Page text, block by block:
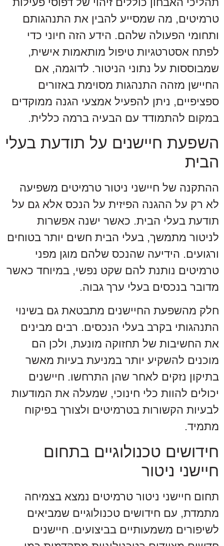
טרמיטים, מה שמסייע להבין את התנהגותם
ותחומי הפעולה שלהם. הידע הזה חיוני כדי
לפתח אסטרטגיות טיפול מותאמות אישית,
שמבוססות על נתוני הניטור. לדוגמה, אם
החיישן מזהה התנהגות מסוימת באזורים
ספציפיים, ניתן להפעיל אמצעי הגנה ממוקדים
במקום להתמודד עם הבעיה ברמה כללית.
השפעת חיישנים על תודעת בעלי
הבית
ההתקנה של חיישני ניטור טרמיטים משפיעה
לא רק על ההגנה הפיזית על הנכס אלא גם על
תודעת בעלי הבית. כאשר ישנה אפשרות
לניטור מתמשך, בעלי הבית חשים יותר בטוחים
ורגועים. הידיעה שהנכס שלהם מוגן מפני
טרמיטים נותנת להם שקט נפשי, במיוחד כאשר
מדובר בנכסים בעלי ערך גבוה.
חלק מהשפעת החיישנים מתבטאת גם בשינוי
התנהגותי בקרב בעלי הנכסים. רבים מבינים
את החשיבות של תחזוקה מונעת, ולכן הם
מוכנים להשקיע יותר במניעת בעיות מאשר
בתיקון נזקים לאחר שהן התרחשו. חיישנים
יכולים להוות כלי חינוכי, שמעלה את המודעות
לבעיות הקשורות בטרמיטים ולצורך בפיקוח
מתמיד.
חידושים טכנולוגיים בתחום
חיישני ניטור
תחום חיישני ניטור טרמיטים נמצא בצמיחה
מתמדת, עם חידושים טכנולוגיים שמביאים
לשיפורים משמעותיים בביצועים. חיישנים